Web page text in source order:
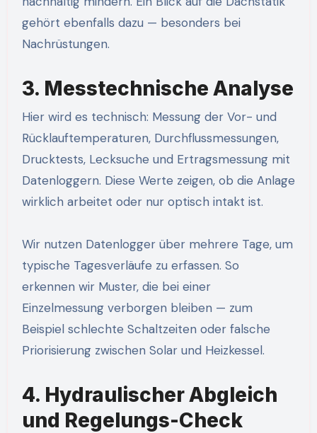
gehört ebenfalls dazu — besonders bei
Nachrüstungen.
3. Messtechnische Analyse
Hier wird es technisch: Messung der Vor- und
Rücklauftemperaturen, Durchflussmessungen,
Drucktests, Lecksuche und Ertragsmessung mit
Datenloggern. Diese Werte zeigen, ob die Anlage
wirklich arbeitet oder nur optisch intakt ist.
Wir nutzen Datenlogger über mehrere Tage, um
typische Tagesverläufe zu erfassen. So
erkennen wir Muster, die bei einer
Einzelmessung verborgen bleiben — zum
Beispiel schlechte Schaltzeiten oder falsche
Priorisierung zwischen Solar und Heizkessel.
4. Hydraulischer Abgleich
und Regelungs-Check